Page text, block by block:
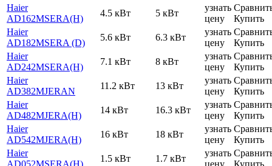
Haier
AD162MSERA(H)
4.5 кВт 5 кВт
узнать
цену
Купить
Haier
AD182MSERA (D)
5.6 кВт 6.3 кВт
узнать
цену
Купить
Haier
AD242MSERA(H)
7.1 кВт 8 кВт
узнать
цену
Купить
Haier
AD382MJERAN
11.2 кВт 13 кВт
узнать
цену
Купить
Haier
AD482MJERA(H)
14 кВт 16.3 кВт
узнать
цену
Купить
Haier
AD542MJERA(H)
16 кВт 18 кВт
узнать
цену
Купить
Haier
AD052MSERA(H)
1.5 кВт 1.7 кВт
узнать
цену
Купить